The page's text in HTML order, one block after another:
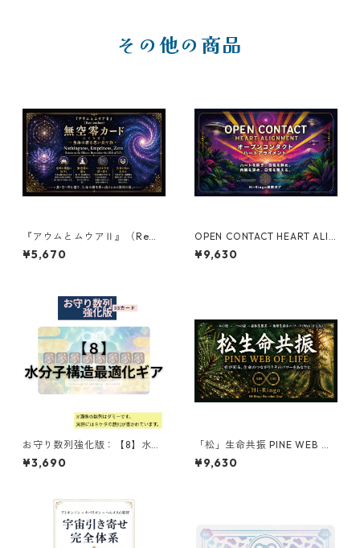
その他の商品
『アウムとムウアⅡ』（Reme
mber）
¥5,670
OPEN CONTACT HEART ALIG
NMENT｜オープンコンタク
ト・ハートアライメント
¥9,630
お守り数列強化版：【8】水分
子構造最適化ギア
¥3,690
「松」生命共振 PINE WEB OF
LIFE ーHi-Ringo Function G
earー
¥9,630